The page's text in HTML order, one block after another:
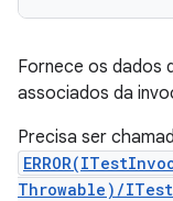
Fornece os dados
associados da
Precisa ser
Throwable)/